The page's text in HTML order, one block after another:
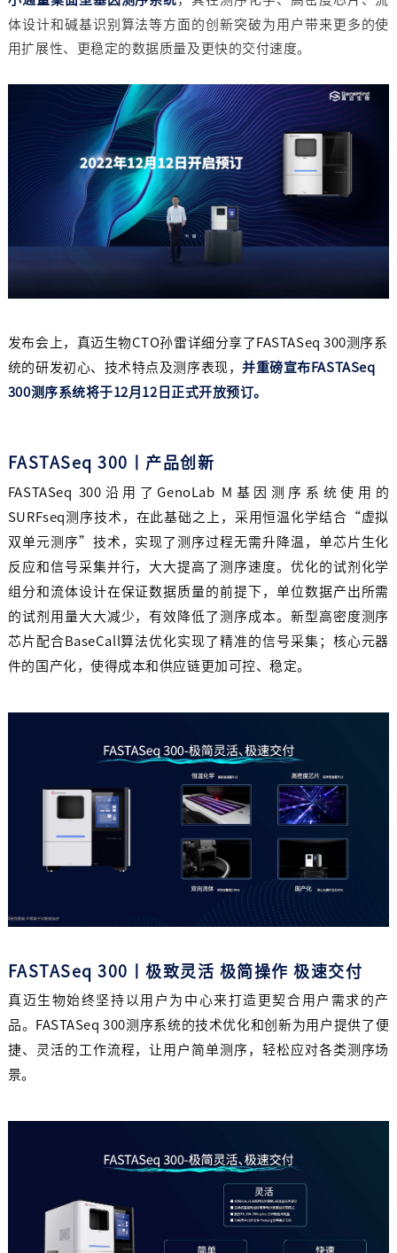
体设计和碱基识别算法等方面的创新突破为用户带来更多的使
用扩展性、更稳定的数据质量及更快的交付速度。
发布会上，真迈生物CTO孙雷详细分享了FASTASeq 300测序系
统的研发初心、技术特点及测序表现，并重磅宣布FASTASeq
300测序系统将于12月12日正式开放预订。
FASTASeq 300丨产品创新
FASTASeq 300沿用了GenoLab M基因测序系统使用的
SURFseq测序技术，在此基础之上，采用恒温化学结合“虚拟
双单元测序”技术，实现了测序过程无需升降温，单芯片生化
反应和信号采集并行，大大提高了测序速度。优化的试剂化学
组分和流体设计在保证数据质量的前提下，单位数据产出所需
的试剂用量大大减少，有效降低了测序成本。新型高密度测序
芯片配合BaseCall算法优化实现了精准的信号采集；核心元器
件的国产化，使得成本和供应链更加可控、稳定。
FASTASeq 300丨极致灵活 极简操作 极速交付
真迈生物始终坚持以用户为中心来打造更契合用户需求的产
品。FASTASeq 300测序系统的技术优化和创新为用户提供了便
捷、灵活的工作流程，让用户简单测序，轻松应对各类测序场
景。